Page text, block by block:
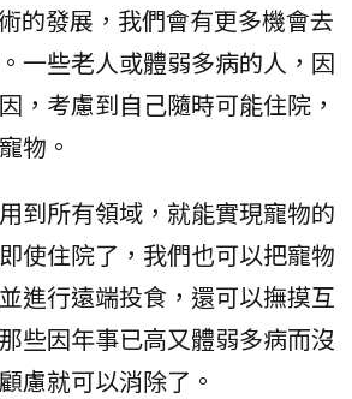
的發展，我們會有更多機會去
一些老人或體弱多病的人，因
，考慮到自己隨時可能住院，
物。
到所有領域，就能實現寵物的
使住院了，我們也可以把寵物
進行遠端投食，還可以撫摸互
些因年事已高又體弱多病而沒
慮就可以消除了。